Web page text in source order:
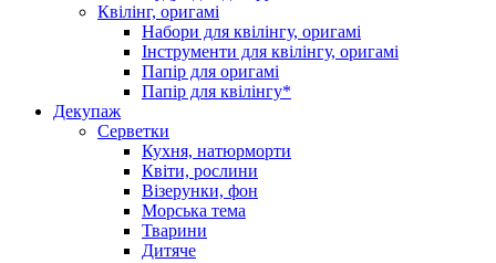
Квілінг, оригамі
Набори для квілінгу, оригамі
Інструменти для квілінгу, оригамі
Папір для оригамі
Папір для квілінгу*
Декупаж
Серветки
Кухня, натюрморти
Квіти, рослини
Візерунки, фон
Морська тема
Тварини
Дитяче